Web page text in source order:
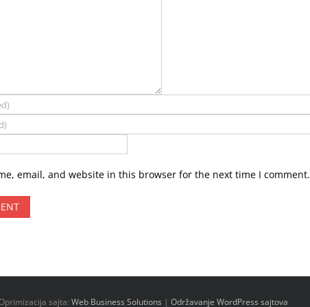
email, and website in this browser for the next time I comment.
sajta: Web Business Solutions | Održavanje WordPress sajtova